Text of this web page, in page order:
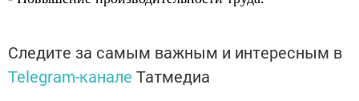
Следите за самым важным и интересным в
Telegram-канале Татмедиа